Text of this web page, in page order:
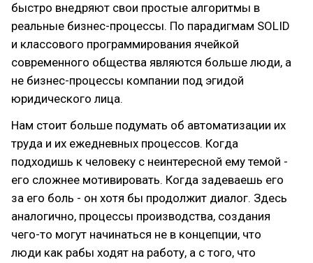
быстро внедряют свои простые алгоритмы в
реальные бизнес-процессы. По парадигмам SOLID
и классового программирования ячейкой
современного общества являются больше люди, а
не бизнес-процессы компании под эгидой
юридического лица.
Нам стоит больше подумать об автоматизации их
труда и их ежедневных процессов. Когда
подходишь к человеку с неинтересной ему темой -
его сложнее мотивировать. Когда задеваешь его
за его боль - он хотя бы продолжит диалог. Здесь
аналогично, процессы производства, создания
чего-то могут начинаться не в концепции, что
люди как рабы ходят на работу, а с того, что